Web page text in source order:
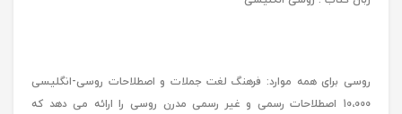
روسی برای همه موارد: فرهنگ لغت جملات و اصطلاحات روسی-انگلیسی
10،000 اصطلاحات رسمی و غیر رسمی مدرن روسی را ارائه می دهد که